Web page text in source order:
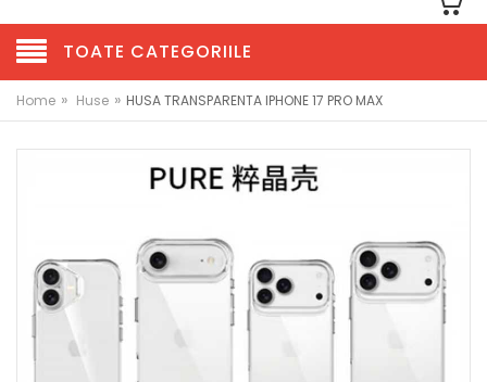
TOATE CATEGORIILE
Home » Huse » HUSA TRANSPARENTA IPHONE 17 PRO MAX